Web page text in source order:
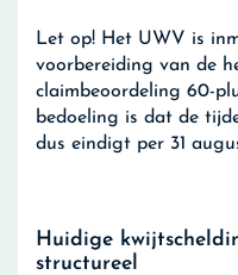
Let op! Het UWV is
voorbereiding van de
claimbeoordeling 60-
bedoeling is dat de
dus eindigt per 31
Huidige
structureel